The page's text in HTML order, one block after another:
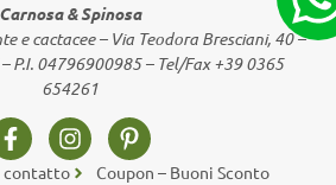
Carnosa & Spinosa
e cactacee – Via Teodora Bresciani, 40 –
P.I. 04796900985 – Tel/Fax +39 0365
654261
contatto
Coupon – Buoni Sconto